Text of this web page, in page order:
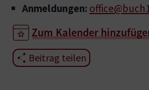
Anmeldungen:
Zum Kalender
Beitrag teilen